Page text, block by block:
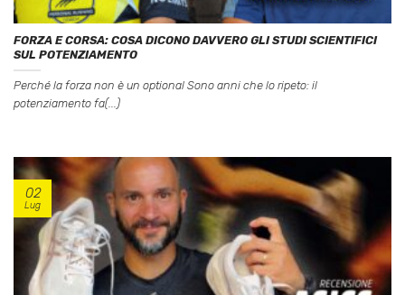
FORZA E CORSA: COSA DICONO DAVVERO GLI STUDI SCIENTIFICI
SUL POTENZIAMENTO
Perché la forza non è un optional Sono anni che lo ripeto: il
potenziamento fa(...)
02
Lug